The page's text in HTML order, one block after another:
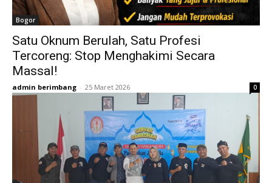
Bogor
Satu Oknum Berulah, Satu Profesi
Tercoreng: Stop Menghakimi Secara
Massal!
admin berimbang - 25 Maret 2026 0